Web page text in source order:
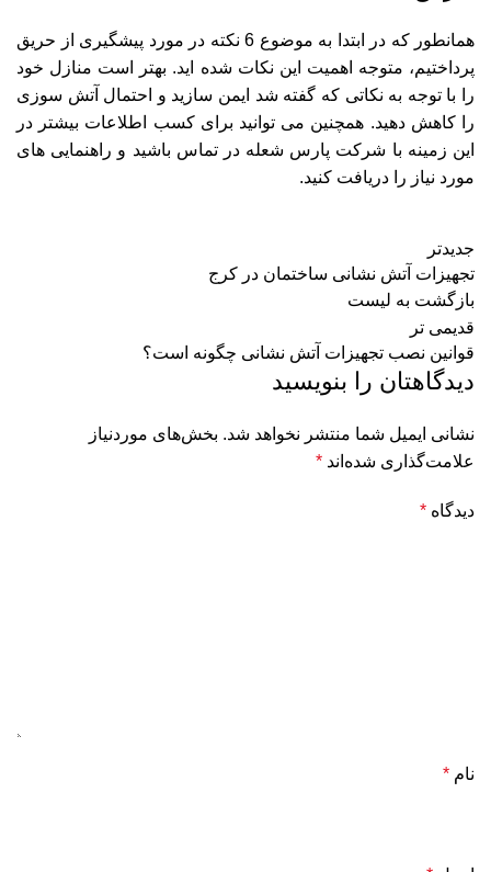
همانطور که در ابتدا به موضوع 6 نکته در مورد پیشگیری از حریق
پرداختیم، متوجه اهمیت این نکات شده اید. بهتر است منازل خود
را با توجه به نکاتی که گفته شد ایمن سازید و احتمال آتش سوزی
را کاهش دهید. همچنین می توانید برای کسب اطلاعات بیشتر در
این زمینه با شرکت پارس شعله در تماس باشید و راهنمایی های
مورد نیاز را دریافت کنید.
جدیدتر
تجهیزات آتش نشانی ساختمان در کرج
بازگشت به لیست
قدیمی تر
قوانین نصب تجهیزات آتش نشانی چگونه است؟
دیدگاهتان را بنویسید
نشانی ایمیل شما منتشر نخواهد شد. بخش‌های موردنیاز
علامت‌گذاری شده‌اند *
دیدگاه *
نام *